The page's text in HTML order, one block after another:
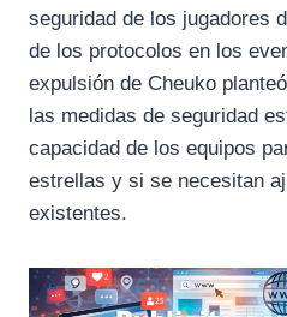
seguridad de los jugadores
de los protocolos en los
expulsión de Cheuko
las medidas de seguridad
capacidad de los equipos
estrellas y si se necesitan
existentes.